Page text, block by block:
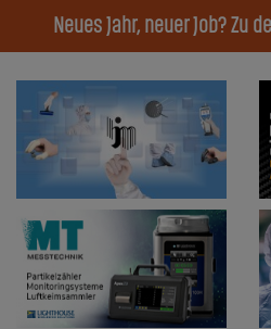
Neues Jahr, neuer Job? Zu